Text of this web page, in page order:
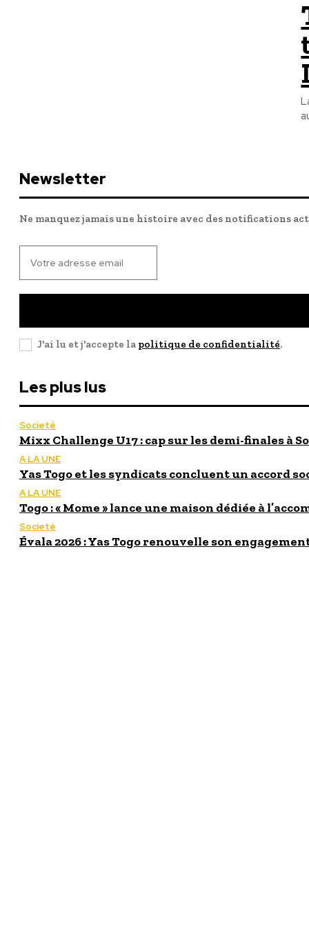
Newsletter
Ne manquez jamais une histoire avec des notifications
J'ai lu et j'accepte la politique de confidentialité.
Les plus lus
Societé
Mixx Challenge U17 : cap sur les demi-finales à
A LA UNE
Yas Togo et les syndicats concluent un accord
A LA UNE
Togo : « Mome » lance une maison dédiée à
Societé
Évala 2026 : Yas Togo renouvelle son